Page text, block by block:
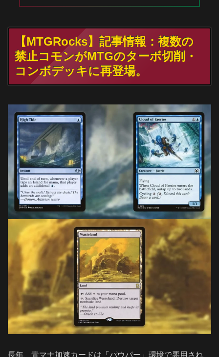
【MTGRocks】記事情報：複数の
禁止コモンがMTGのターボ切削・
コンボデッキに再登場。
長年、青マナ加速カードは「パウパー」環境で悪用され、